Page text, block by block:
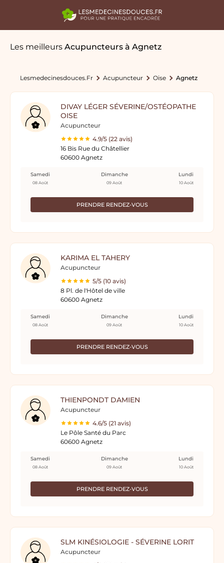
Les meilleurs Acupuncteurs à Agnetz
Lesmedecinesdouces.fr Acupuncteur Oise Agnetz
DIVAY LÉGER SÉVERINE/OSTÉOPATHE
OISE
Acupuncteur
4.9/5 (22 avis)
16 Bis Rue du Châtellier
60600 Agnetz
PRENDRE RENDEZ-VOUS
Samedi
08 Août
Dimanche
09 Août
Lundi
10 Août
KARIMA EL TAHERY
Acupuncteur
5/5 (10 avis)
8 Pl. de l'Hôtel de ville
60600 Agnetz
PRENDRE RENDEZ-VOUS
Samedi
08 Août
Dimanche
09 Août
Lundi
10 Août
THIENPONDT DAMIEN
Acupuncteur
4.6/5 (21 avis)
Le Pôle Santé du Parc
60600 Agnetz
PRENDRE RENDEZ-VOUS
Samedi
08 Août
Dimanche
09 Août
Lundi
10 Août
SLM KINÉSIOLOGIE - SÉVERINE LORIT
Acupuncteur